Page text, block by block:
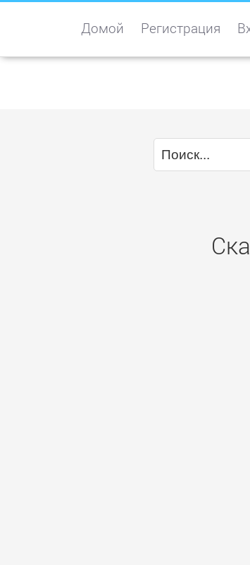
Домой Регистрация